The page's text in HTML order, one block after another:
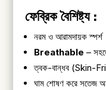
ফেব্রিক বৈশিষ্ট্য :
নরম ও আরামদায়ক স্পর্শ
Breathable –
ত্বক-বান্ধব (Skin-
ঘাম শোষণ করে সতেজ